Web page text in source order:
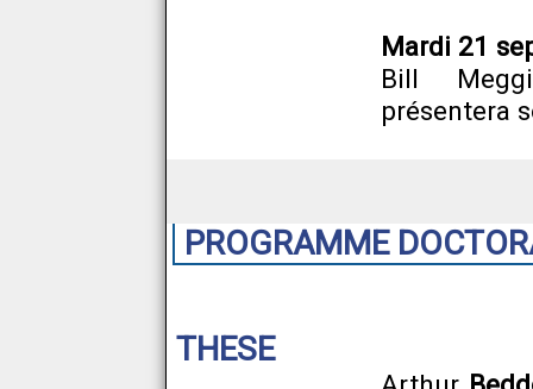
Mardi 21
Bill
présentera
PROGRAMME
THESE